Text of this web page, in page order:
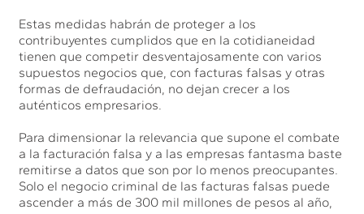
Estas medidas habrán de proteger a los
contribuyentes cumplidos que en la cotidianeidad
tienen que competir desventajosamente con varios
supuestos negocios que, con facturas falsas y otras
formas de defraudación, no dejan crecer a los
auténticos empresarios.
Para dimensionar la relevancia que supone el combate
a la facturación falsa y a las empresas fantasma baste
remitirse a datos que son por lo menos preocupantes.
Solo el negocio criminal de las facturas falsas puede
ascender a más de 300 mil millones de pesos al año,